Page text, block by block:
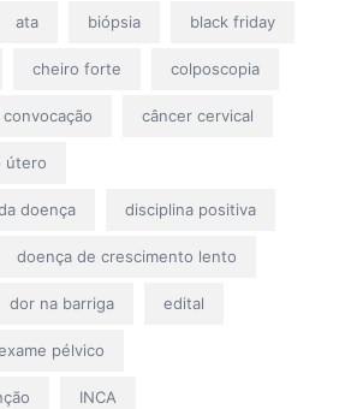
ata biópsia black friday
cheiro forte colposcopia
convocação câncer cervical
útero
doença disciplina positiva
doença de crescimento lento
dor na barriga edital
pélvico
INCA